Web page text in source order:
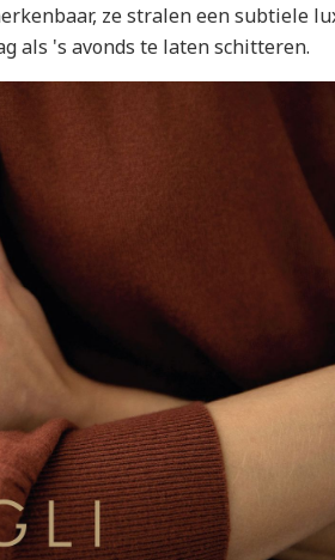
ze stralen een subtiele
als 's avonds te laten schitteren.